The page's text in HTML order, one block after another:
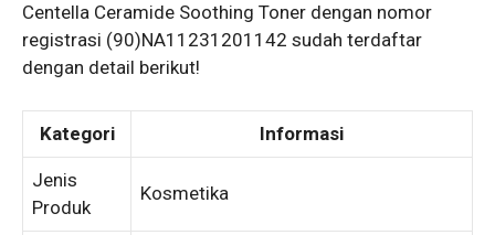
Centella Ceramide Soothing Toner dengan nomor
registrasi (90)NA11231201142 sudah terdaftar
dengan detail berikut!
Kategori Informasi
Jenis
Produk
Kosmetika